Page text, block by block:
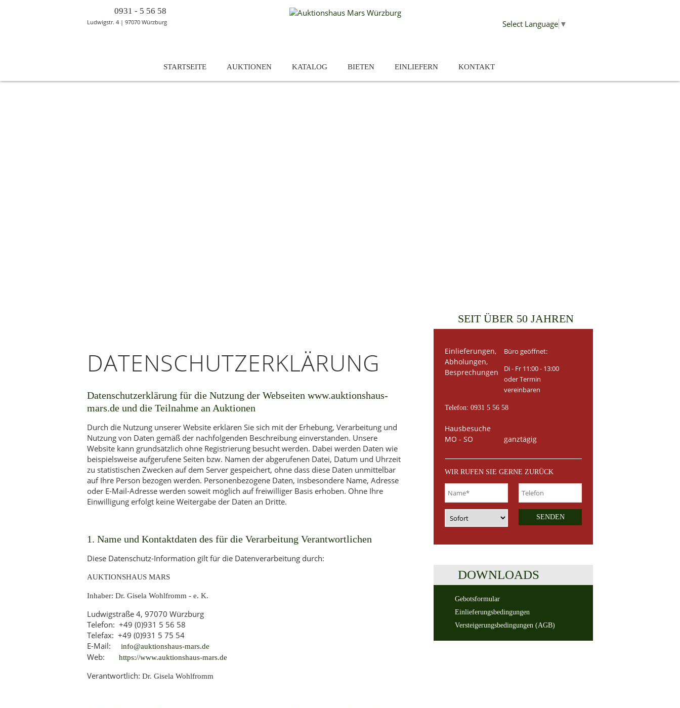
0931 - 5 56 58
Ludwigstr. 4 | 97070 Würzburg Select Language ▼
NAVIGATION
STARTSEITE AUKTIONEN KATALOG BIETEN EINLIEFERN KONTAKT
DATENSCHUTZ­ERKLÄRUNG
Datenschutzerklärung für die Nutzung der Webseiten www.auktionshaus-
mars.de und die Teilnahme an Auktionen
Durch die Nutzung unserer Website erklären Sie sich mit der Erhebung, Verarbeitung und
Nutzung von Daten gemäß der nachfolgenden Beschreibung einverstanden. Unsere
Website kann grundsätzlich ohne Registrierung besucht werden. Dabei werden Daten wie
beispielsweise aufgerufene Seiten bzw. Namen der abgerufenen Datei, Datum und Uhrzeit
zu statistischen Zwecken auf dem Server gespeichert, ohne dass diese Daten unmittelbar
auf Ihre Person bezogen werden. Personenbezogene Daten, insbesondere Name, Adresse
oder E-Mail-Adresse werden soweit möglich auf freiwilliger Basis erhoben. Ohne Ihre
Einwilligung erfolgt keine Weitergabe der Daten an Dritte.
1. Name und Kontaktdaten des für die Verarbeitung Verantwortlichen
Diese Datenschutz-Information gilt für die Datenverarbeitung durch:
AUKTIONSHAUS MARS
Inhaber: Dr. Gisela Wohlfromm - e. K.
Ludwigstraße 4, 97070 Würzburg
Telefon: +49 (0)931 5 56 58
Telefax: +49 (0)931 5 75 54
E-Mail:
info@auktionshaus-mars.de
Web: https://www.auktionshaus-mars.de
Verantwortlich: Dr. Gisela Wohlfromm
SEIT ÜBER 50 JAHREN
Einlieferungen,
Abholungen,
Besprechungen
Büro geöffnet:
Di - Fr 11:00 - 13:00
oder Termin
vereinbaren
Telefon: 0931 5 56 58
Hausbesuche
MO - SO
ganztägig
WIR RUFEN SIE GERNE ZURÜCK
SENDEN
DOWNLOADS
Gebotsformular
Einlieferungsbedingungen
Versteigerungsbedingungen (AGB)